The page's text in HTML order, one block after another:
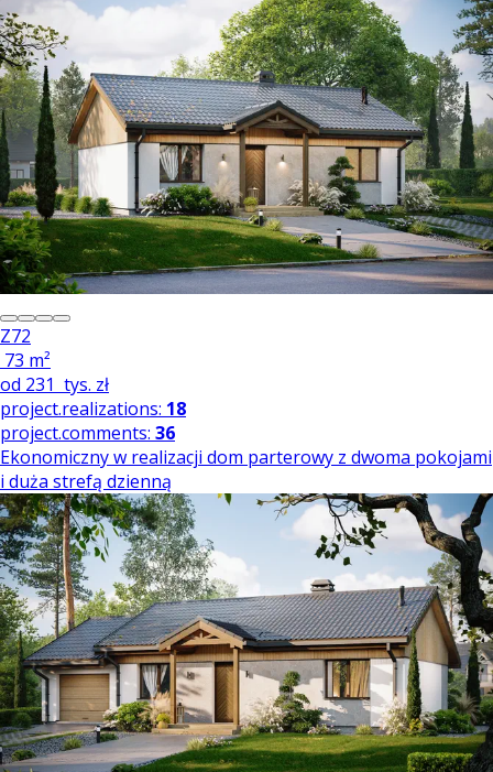
Z72
73 m²
od 231 tys. zł
project.realizations: 18
project.comments: 36
Ekonomiczny w realizacji dom parterowy z dwoma pokojami
i duża strefą dzienną